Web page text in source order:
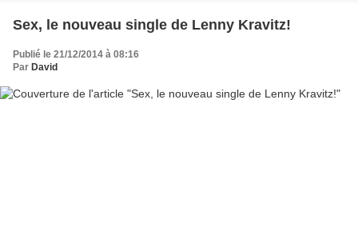
Sex, le nouveau single de Lenny Kravitz!
Publié le 21/12/2014 à 08:16
Par David